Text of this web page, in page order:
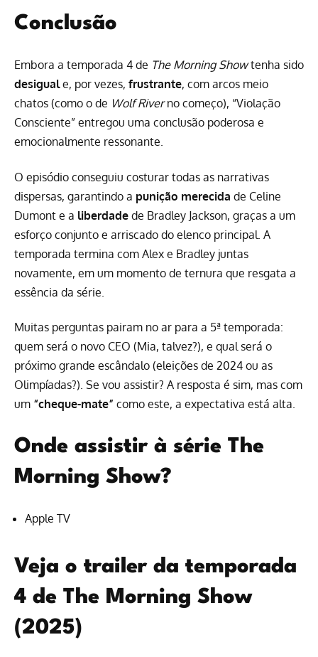
Conclusão
Embora a temporada 4 de The Morning Showtenha sido
desiguale, por vezes, frustrante, com arcos meio
chatos (como o de Wolf Riverno começo), “Violação
Consciente” entregou uma conclusão poderosa e
emocionalmente ressonante.
O episódio conseguiu costurar todas as narrativas
dispersas, garantindo a punição merecida de Celine
Dumont e a liberdade de Bradley Jackson, graças a um
esforço conjunto e arriscado do elenco principal. A
temporada termina com Alex e Bradley juntas
novamente, em um momento de ternura que resgata a
essência da série.
Muitas perguntas pairam no ar para a 5ª temporada:
quem será o novo CEO (Mia, talvez?), e qual será o
próximo grande escândalo (eleições de 2024 ou as
Olimpíadas?). Se vou assistir? A resposta é sim, mas com
um “cheque-mate” como este, a expectativa está alta.
Onde assistir à série The
Morning Show?
Apple TV
Veja o trailer da temporada
4 de The Morning Show
(2025)